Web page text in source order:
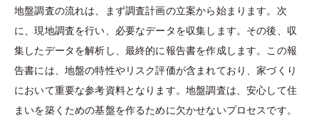
地盤調査の流れは、まず調査計画の立案から始まります。次
に、現地調査を行い、必要なデータを収集します。その後、収
集したデータを解析し、最終的に報告書を作成します。この報
告書には、地盤の特性やリスク評価が含まれており、家づくり
において重要な参考資料となります。地盤調査は、安心して住
まいを築くための基盤を作るために欠かせないプロセスです。